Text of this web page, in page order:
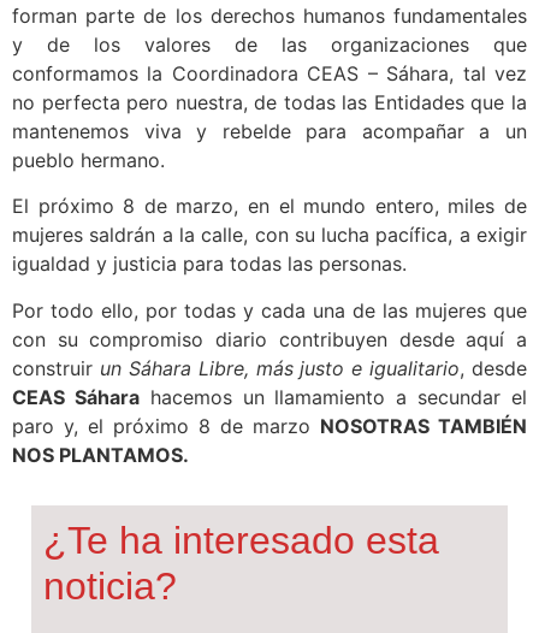
forman parte de los derechos humanos fundamentales
y de los valores de las organizaciones que
conformamos la Coordinadora CEAS – Sáhara, tal vez
no perfecta pero nuestra, de todas las Entidades que la
mantenemos viva y rebelde para acompañar a un
pueblo hermano.
El próximo 8 de marzo, en el mundo entero, miles de
mujeres saldrán a la calle, con su lucha pacífica, a exigir
igualdad y justicia para todas las personas.
Por todo ello, por todas y cada una de las mujeres que
con su compromiso diario contribuyen desde aquí a
construir un Sáhara Libre, más justo e igualitario, desde
CEAS Sáharahacemos un llamamiento a secundar el
paro y, el próximo 8 de marzo NOSOTRAS TAMBIÉN
NOS PLANTAMOS.
¿Te ha interesado esta
noticia?